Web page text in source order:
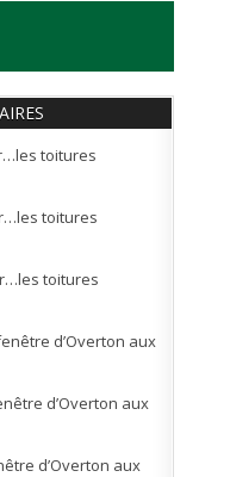
toitures
toitures
toitures
d’Overton aux
d’Overton aux
d’Overton aux